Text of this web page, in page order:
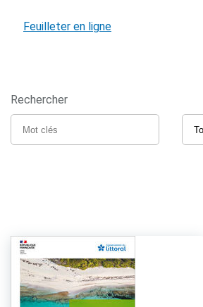
Feuilleter en ligne
Rechercher